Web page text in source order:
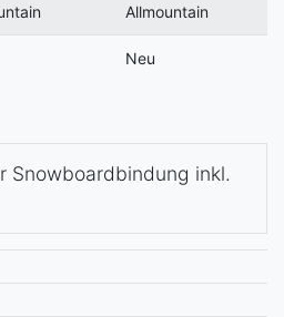
Allmountain
Neu
Snowboardbindung inkl.